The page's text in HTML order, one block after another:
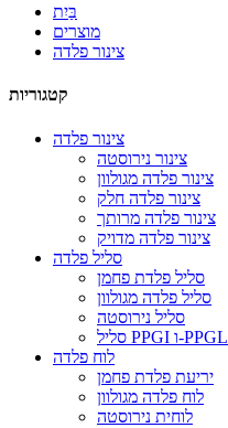
בַּיִת
מוצרים
צינור פלדה
קטגוריות
צינור פלדה
צינור נירוסטה
צינור פלדה מגולוון
צינור פלדה חלק
צינור פלדה מרותך
צינור פלדה מדויק
סליל פלדה
סליל פלדת פחמן
סליל פלדה מגולוון
סליל נירוסטה
סליל PPGI ו-PPGL
לוח פלדה
יריעת פלדת פחמן
לוח פלדה מגולוון
לוחית נירוסטה